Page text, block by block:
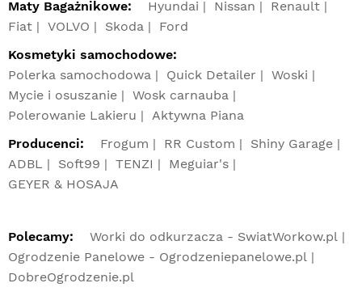
Maty Bagażnikowe:
Hyundai Nissan
Renault
Fiat
VOLVO Skoda
Ford
Kosmetyki samochodowe:
Polerka samochodowa
Quick Detailer
Woski
Mycie i osuszanie
Wosk carnauba
Polerowanie Lakieru
Aktywna Piana
Producenci:
Frogum RR Custom
Shiny Garage
ADBL
Soft99 TENZI
Meguiar's
GEYER & HOSAJA
Polecamy:
Worki do odkurzacza - SwiatWorkow.pl
Ogrodzenie Panelowe - Ogrodzeniepanelowe.pl
DobreOgrodzenie.pl